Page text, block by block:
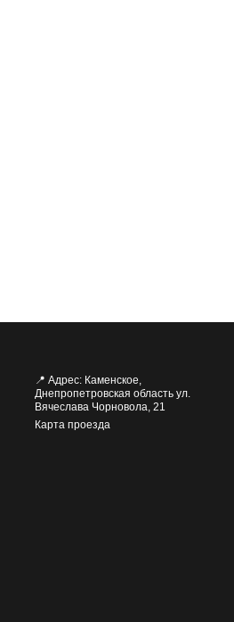
📍 Адрес: Каменское,
Днепропетровская область ул.
Вячеслава Чорновола, 21
Карта проезда